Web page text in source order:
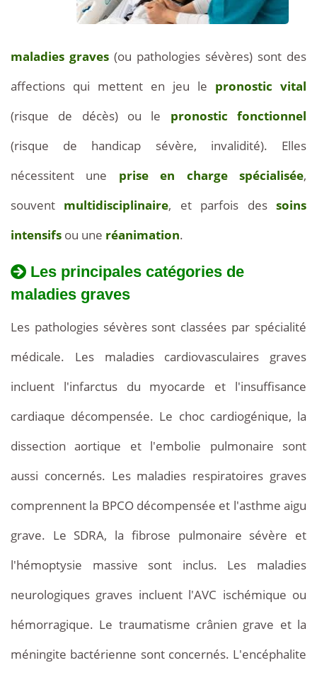
maladies graves (ou pathologies sévères) sont des
affections qui mettent en jeu le pronostic vital
(risque de décès) ou le pronostic fonctionnel
(risque de handicap sévère, invalidité). Elles
nécessitent une prise en charge spécialisée,
souvent multidisciplinaire, et parfois dessoins
intensifs ou une réanimation.
Les principales catégories de
maladies graves
Les pathologies sévères sont classées par spécialité
médicale. Les maladies cardiovasculaires graves
incluent l'infarctus du myocarde et l'insuffisance
cardiaque décompensée. Le choc cardiogénique, la
dissection aortique et l'embolie pulmonaire sont
aussi concernés. Les maladies respiratoires graves
comprennent la BPCO décompensée et l'asthme aigu
grave. Le SDRA, la fibrose pulmonaire sévère et
l'hémoptysie massive sont inclus. Les maladies
neurologiques graves incluent l'AVC ischémique ou
hémorragique. Le traumatisme crânien grave et la
méningite bactérienne sont concernés. L'encéphalite